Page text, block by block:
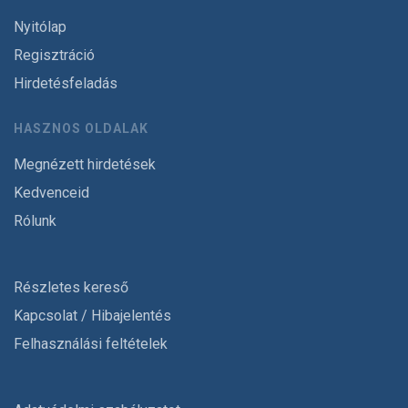
Nyitólap
Regisztráció
Hirdetésfeladás
HASZNOS OLDALAK
Megnézett hirdetések
Kedvenceid
Rólunk
Részletes kereső
Kapcsolat / Hibajelentés
Felhasználási feltételek